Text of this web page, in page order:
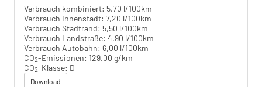
Verbrauch kombiniert: 5,70 l/100km
Verbrauch Innenstadt: 7,20 l/100km
Verbrauch Stadtrand: 5,50 l/100km
Verbrauch Landstraße: 4,90 l/100km
Verbrauch Autobahn: 6,00 l/100km
CO2-Emissionen: 129,00 g/km
CO2-Klasse: D
Download